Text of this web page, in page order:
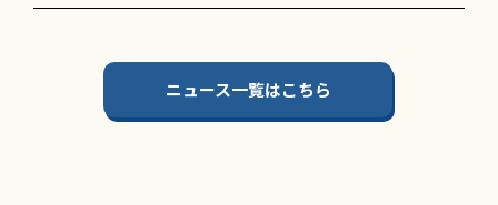
ニュース一覧はこちら